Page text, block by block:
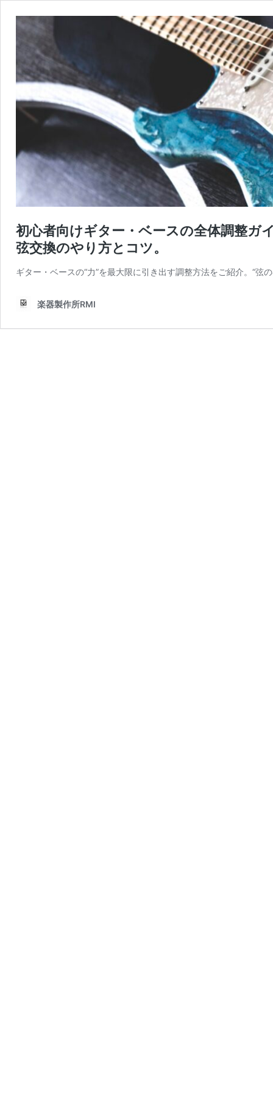
初心者向けギター・ベースの全体調整ガ
弦交換のやり方とコツ。
ギター・ベースの“力”を最大限に引き出す調整方法をご紹介。“弦
楽器製作所RMI